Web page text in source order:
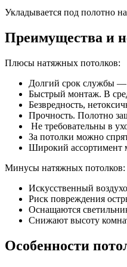
Укладывается под полотно
Преимущества и
Плюсы натяжных потолков:
Долгий срок службы —
Быстрый монтаж. В
Безвредность,
Прочность. Полотно
Не требовательны в
За потолки можно
Широкий ассортимент
Минусы натяжных потолков:
Искусственный
Риск повреждения
Оснащаются
Снижают высоту
Особенности